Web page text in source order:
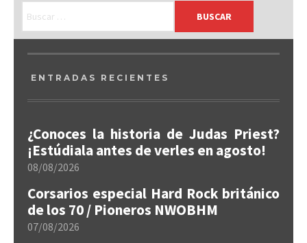
ENTRADAS RECIENTES
¿Conoces la historia de Judas Priest?
¡Estúdiala antes de verles en agosto!
08/08/2026
Corsarios especial Hard Rock británico
de los 70 / Pioneros NWOBHM
07/08/2026